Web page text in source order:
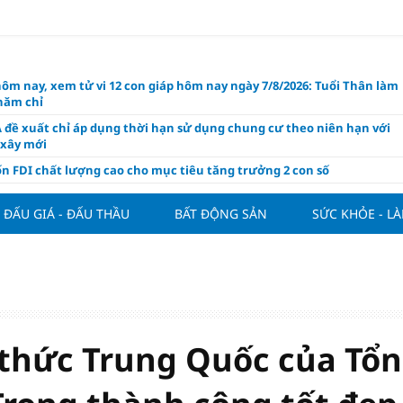
nay, xem tử vi 12 con giáp hôm nay ngày 7/8/2026: Tuổi Thân làm
chỉ
đề xuất chỉ áp dụng thời hạn sử dụng chung cư theo niên hạn với
mới
FDI chất lượng cao cho mục tiêu tăng trưởng 2 con số
nào để Việt Nam hiện thực hóa mục tiêu tăng trưởng 10%?
cứu tính tiền gửi Kho bạc vào nguồn vốn huy động của ngân hàng
của Hoàng Hên
đưa kim cương vào ngành nghề kinh doanh có điều kiện như vàng
ĐẤU GIÁ - ĐẤU THẦU BẤT ĐỘNG SẢN SỨC KHỎE -
Trung Quốc của